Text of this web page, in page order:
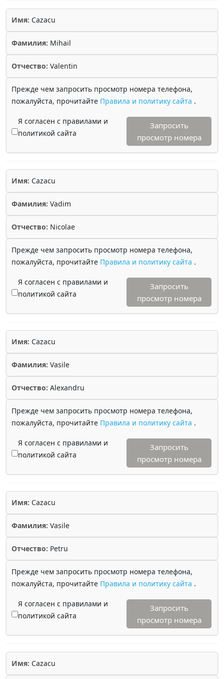
Имя: Cazacu
Фамилия: Mihail
Отчество: Valentin
Прежде чем запросить просмотр номера телефона,
пожалуйста, прочитайте Правила и политику сайта .
Я согласен с правилами и
политикой сайта
Запросить
просмотр номера
Имя: Cazacu
Фамилия: Vadim
Отчество: Nicolae
Прежде чем запросить просмотр номера телефона,
пожалуйста, прочитайте Правила и политику сайта .
Я согласен с правилами и
политикой сайта
Запросить
просмотр номера
Имя: Cazacu
Фамилия: Vasile
Отчество: Alexandru
Прежде чем запросить просмотр номера телефона,
пожалуйста, прочитайте Правила и политику сайта .
Я согласен с правилами и
политикой сайта
Запросить
просмотр номера
Имя: Cazacu
Фамилия: Vasile
Отчество: Petru
Прежде чем запросить просмотр номера телефона,
пожалуйста, прочитайте Правила и политику сайта .
Я согласен с правилами и
политикой сайта
Запросить
просмотр номера
Имя: Cazacu